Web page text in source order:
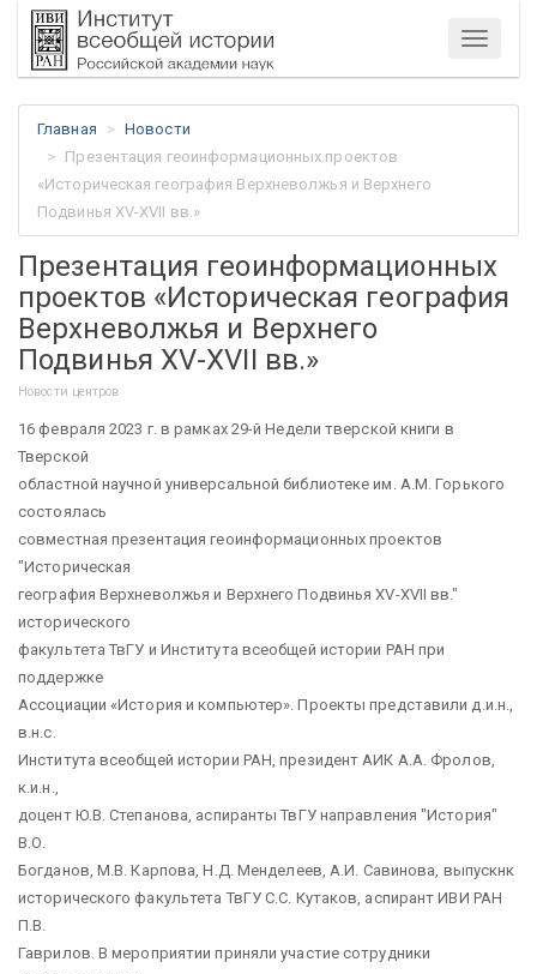
Меню
Главная
Новости
Презентация геоинформационных проектов
«Историческая география Верхневолжья и Верхнего
Подвинья XV-XVII вв.»
Презентация геоинформационных
проектов «Историческая география
Верхневолжья и Верхнего
Подвинья XV-XVII вв.»
Новости центров
16 февраля 2023 г. в рамках 29-й Недели тверской книги в
Тверской
областной научной универсальной библиотеке им. А.М. Горького
состоялась
cовместная презентация геоинформационных проектов
"Историческая
география Верхневолжья и Верхнего Подвинья XV-XVII вв."
исторического
факультета ТвГУ и Института всеобщей истории РАН при
поддержке
Ассоциации «История и компьютер». Проекты представили д.и.н.,
в.н.с.
Института всеобщей истории РАН, президент АИК А.А. Фролов,
к.и.н.,
доцент Ю.В. Степанова, аспиранты ТвГУ направления "История"
В.О.
Богданов, М.В. Карпова, Н.Д. Менделеев, А.И. Савинова, выпускнк
исторического факультета ТвГУ С.С. Кутаков, аспирант ИВИ РАН
П.В.
Гаврилов. В мероприятии приняли участие сотрудники